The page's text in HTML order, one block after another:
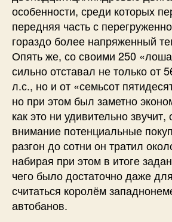
особенности, среди которых
передняя часть с
гораздо более напряженный
Опять же, со своими 250
сильно отставал не только от
л.с., но и от «семьсот
но при этом был заметно
как это ни удивительно
внимание потенциальные
разгон до сотни он тратил
набирая при этом в итоге
чего было достаточно даже
считаться королём
автобанов.